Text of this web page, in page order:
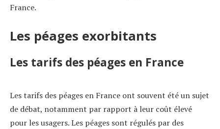
France.
Les péages exorbitants
Les tarifs des péages en France
Les tarifs des péages en France ont souvent été un sujet
de débat, notamment par rapport à leur coût élevé
pour les usagers. Les péages sont régulés par des